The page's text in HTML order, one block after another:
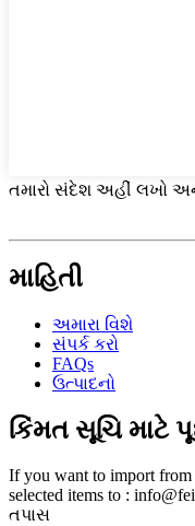
તમારો સંદેશ અહીં લખો
માહિતી
અમારા વિશે
સંપર્ક કરો
FAQs
ઉત્પાદનો
કિંમત સૂચિ માટે
If you want to import from
selected items to :
તપાસ